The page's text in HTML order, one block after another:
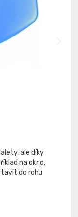
ale díky
na okno,
do rohu